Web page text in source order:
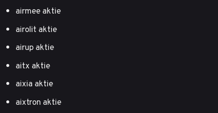
airmee aktie
airolit aktie
airup aktie
aitx aktie
aixia aktie
aixtron aktie